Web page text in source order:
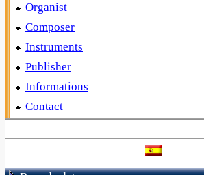
Organist
Composer
Instruments
Publisher
Informations
Contact